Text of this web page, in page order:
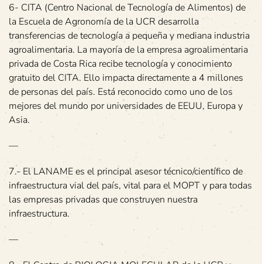
6- CITA (Centro Nacional de Tecnología de Alimentos) de
la Escuela de Agronomía de la UCR desarrolla
transferencias de tecnología a pequeña y mediana industria
agroalimentaria. La mayoría de la empresa agroalimentaria
privada de Costa Rica recibe tecnología y conocimiento
gratuito del CITA. Ello impacta directamente a 4 millones
de personas del país. Está reconocido como uno de los
mejores del mundo por universidades de EEUU, Europa y
Asia.
—
7.- El LANAME es el principal asesor técnico/científico de
infraestructura vial del país, vital para el MOPT y para todas
las empresas privadas que construyen nuestra
infraestructura.
—